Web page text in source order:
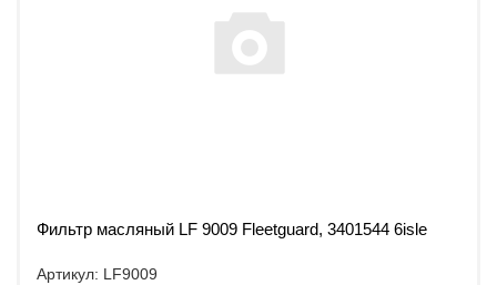
Фильтр масляный LF 9009 Fleetguard, 3401544 6isle
Артикул: LF9009